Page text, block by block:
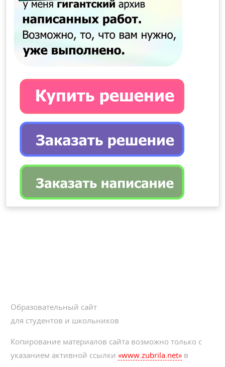
Образовательный сайт
для студентов и школьников
Копирование материалов сайта возможно только с
указанием активной ссылки«www.zubrila.net» в